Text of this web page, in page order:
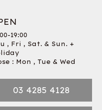
19:00
, Fri , Sat. & Sun. +
: Mon , Tue & Wed
03 4285 4128